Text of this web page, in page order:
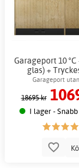
Garageport 10
glas) +
Garageport
18695 kr
I lager -